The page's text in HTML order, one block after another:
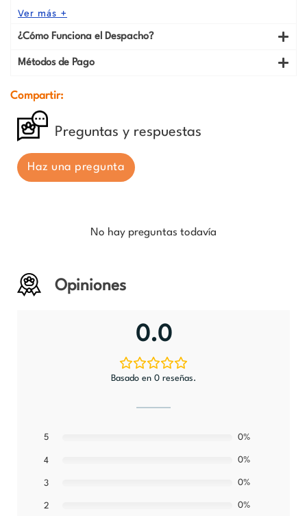
Ver más +
¿Cómo Funciona el Despacho?
Métodos de Pago
Compartir:
Preguntas y respuestas
Haz una pregunta
No hay preguntas todavía
Opiniones
0.0
Basado en 0 reseñas.
5 0%
4 0%
3 0%
2 0%